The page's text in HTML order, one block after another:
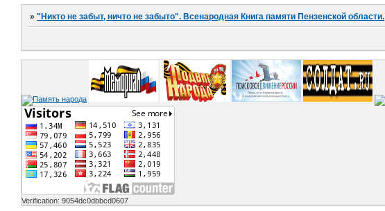
»"Никто не забыт, ничто не забыто". Всенародная Книга памяти Пензенской области.
Verification: 9054dc0dbbcd0607